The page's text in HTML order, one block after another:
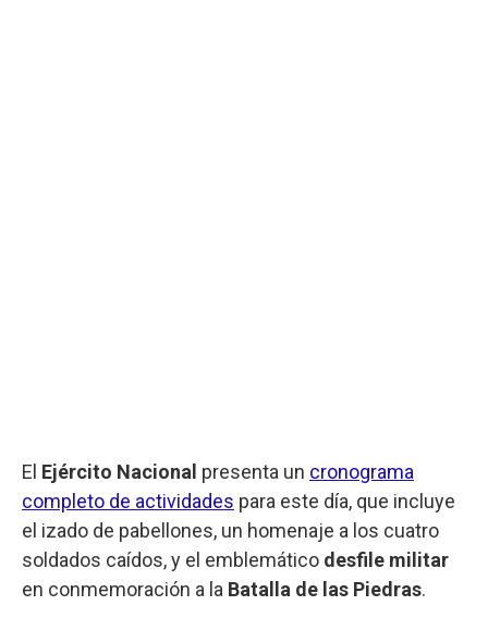
El Ejército Nacional presenta un cronograma
completo de actividades para este día, que incluye
el izado de pabellones, un homenaje a los cuatro
soldados caídos, y el emblemático desfile militar
en conmemoración a la Batalla de las Piedras.